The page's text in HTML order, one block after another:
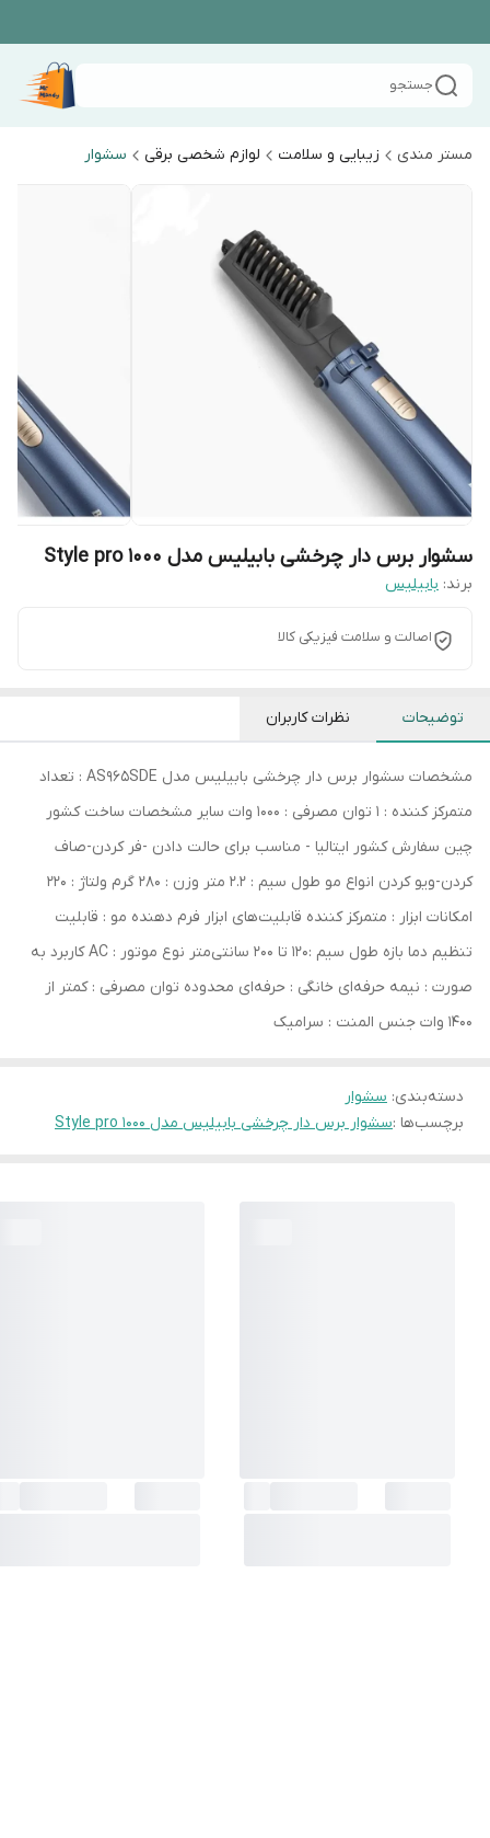
جستجو
مستر مندی زیبایی و سلامت لوازم شخصی برقی سشوار
سشوار برس دار چرخشی بابیلیس مدل Style pro 1000
برند: بابیلیس
اصالت و سلامت فیزیکی کالا
توضیحات نظرات کاربران
مشخصات سشوار برس دار چرخشی بابیلیس مدل AS965SDE : تعداد
متمرکز کننده : 1 توان مصرفی : 1000 وات سایر مشخصات ساخت کشور
چین سفارش کشور ایتالیا - مناسب برای حالت دادن -فر کردن-صاف
کردن-ویو کردن انواع مو طول سیم : 2.2 متر وزن : 280 گرم ولتاژ : 220
امکانات ابزار : متمرکز کننده قابلیت‌های ابزار فرم دهنده مو : قابلیت
تنظیم دما بازه طول سیم :120 تا 200 سانتی‌متر نوع موتور : AC کاربرد به
صورت : نیمه حرفه‌ای خانگی : حرفه‌ای محدوده توان مصرفی : کمتر از
1400 وات جنس المنت : سرامیک
دسته‌بندی: سشوار
برچسب‌ها :سشوار برس دار چرخشی بابیلیس مدل Style pro 1000